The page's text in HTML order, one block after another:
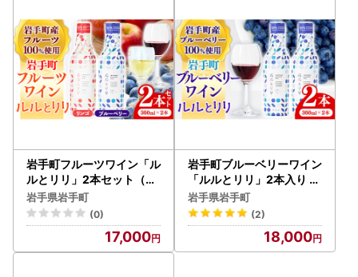
岩手町フルーツワイン「ル
ルとリリ」2本セット（ブ
ルーベリー・リンゴ）ワイ
ン フルーツワイン 360ml
ギフト ブルーベリー りん
ご 酒 プレゼント 贈り物 林
檎 果実 甘口 お酒 宅飲み
岩手県岩手町
(0)
17,000
岩手町ブルーベリーワイン
「ルルとリリ」2本入り ワ
イン フルーツワイン 360
ml ギフト ブルーベリー 酒
プレゼント 贈り物 ぶるー
べりー 果実 甘口 お酒 宅飲
み 家飲み ご当地 岩手県 岩
岩手県岩手町
(2)
18,000